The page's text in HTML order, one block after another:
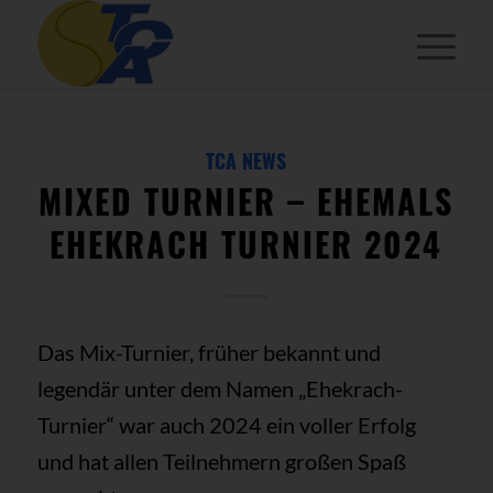
TCA NEWS
MIXED TURNIER – EHEMALS
EHEKRACH TURNIER 2024
Das Mix-Turnier, früher bekannt und
legendär unter dem Namen „Ehekrach-
Turnier“ war auch 2024 ein voller Erfolg
und hat allen Teilnehmern großen Spaß